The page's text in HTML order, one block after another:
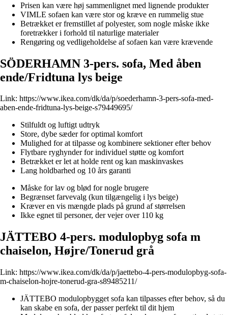
Prisen kan være høj sammenlignet med lignende produkter
VIMLE sofaen kan være stor og kræve en rummelig stue
Betrækket er fremstillet af polyester, som nogle måske ikke
foretrækker i forhold til naturlige materialer
Rengøring og vedligeholdelse af sofaen kan være krævende
SÖDERHAMN 3-pers. sofa, Med åben
ende/Fridtuna lys beige
Link: https://www.ikea.com/dk/da/p/soederhamn-3-pers-sofa-med-
aben-ende-fridtuna-lys-beige-s79449695/
Stilfuldt og luftigt udtryk
Store, dybe sæder for optimal komfort
Mulighed for at tilpasse og kombinere sektioner efter behov
Flytbare ryghynder for individuel støtte og komfort
Betrækket er let at holde rent og kan maskinvaskes
Lang holdbarhed og 10 års garanti
Måske for lav og blød for nogle brugere
Begrænset farvevalg (kun tilgængelig i lys beige)
Kræver en vis mængde plads på grund af størrelsen
Ikke egnet til personer, der vejer over 110 kg
JÄTTEBO 4-pers. modulopbyg sofa m
chaiselon, Højre/Tonerud grå
Link: https://www.ikea.com/dk/da/p/jaettebo-4-pers-modulopbyg-sofa-
m-chaiselon-hojre-tonerud-gra-s89485211/
JÄTTEBO modulopbygget sofa kan tilpasses efter behov, så du
kan skabe en sofa, der passer perfekt til dit hjem